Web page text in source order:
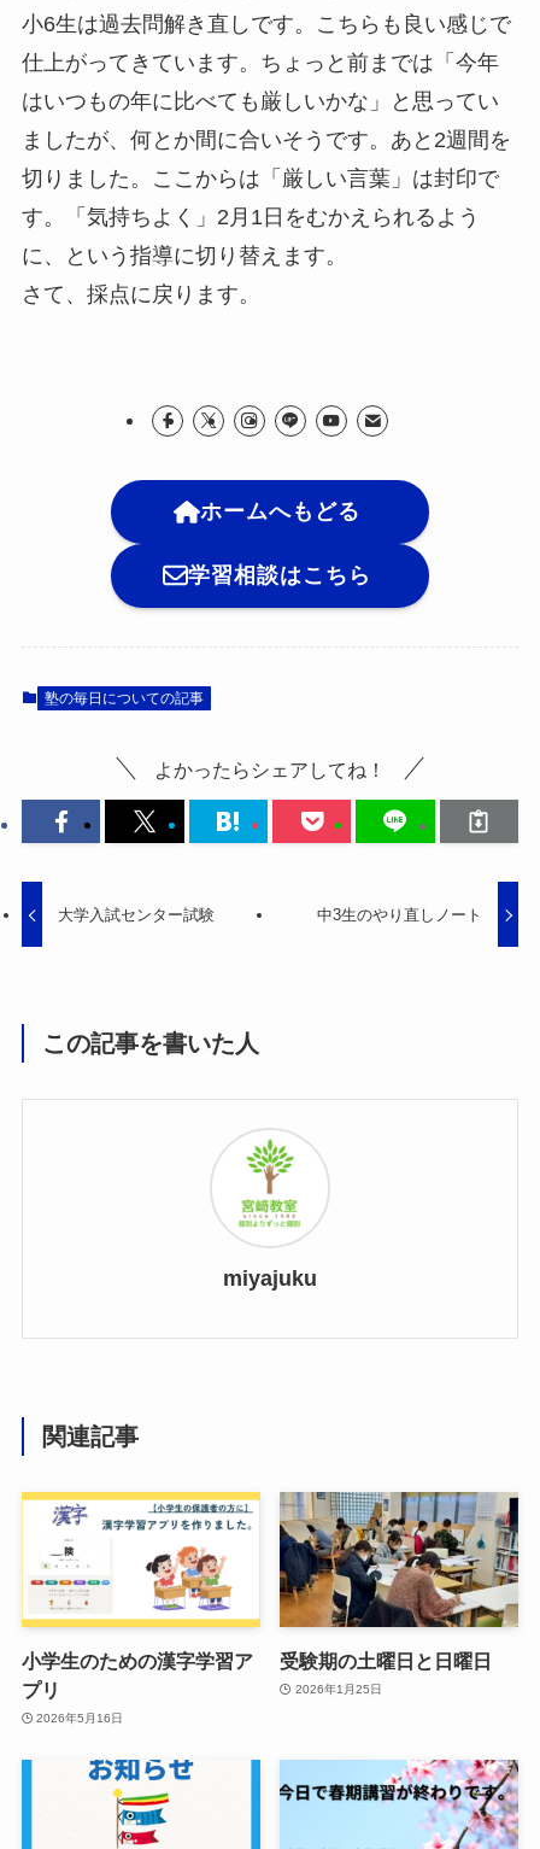
小6生は過去問解き直しです。こちらも良い感じで
仕上がってきています。ちょっと前までは「今年
はいつもの年に比べても厳しいかな」と思ってい
ましたが、何とか間に合いそうです。あと2週間を
切りました。ここからは「厳しい言葉」は封印で
す。「気持ちよく」2月1日をむかえられるよう
に、という指導に切り替えます。
さて、採点に戻ります。
ホームへもどる
学習相談はこちら
塾の毎日についての記事
よかったらシェアしてね！
大学入試センター試験 中3生のやり直しノート
この記事を書いた人
miyajuku
関連記事
小学生のための漢字学習ア
プリ
2026年5月16日
受験期の土曜日と日曜日
2026年1月25日